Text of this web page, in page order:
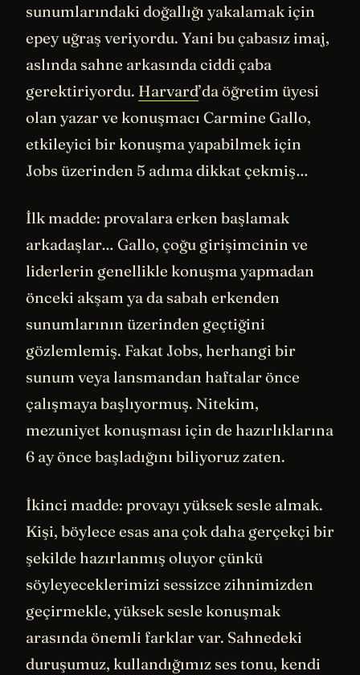
sunumlarındaki doğallığı yakalamak için
epey uğraş veriyordu. Yani bu çabasız imaj,
aslında sahne arkasında ciddi çaba
gerektiriyordu. Harvard’da öğretim üyesi
olan yazar ve konuşmacı Carmine Gallo,
etkileyici bir konuşma yapabilmek için
Jobs üzerinden 5 adıma dikkat çekmiş…
İlk madde: provalara erken başlamak
arkadaşlar… Gallo, çoğu girişimcinin ve
liderlerin genellikle konuşma yapmadan
önceki akşam ya da sabah erkenden
sunumlarının üzerinden geçtiğini
gözlemlemiş. Fakat Jobs, herhangi bir
sunum veya lansmandan haftalar önce
çalışmaya başlıyormuş. Nitekim,
mezuniyet konuşması için de hazırlıklarına
6 ay önce başladığını biliyoruz zaten.
İkinci madde: provayı yüksek sesle almak.
Kişi, böylece esas ana çok daha gerçekçi bir
şekilde hazırlanmış oluyor çünkü
söyleyeceklerimizi sessizce zihnimizden
geçirmekle, yüksek sesle konuşmak
arasında önemli farklar var. Sahnedeki
duruşumuz, kullandığımız ses tonu, kendi